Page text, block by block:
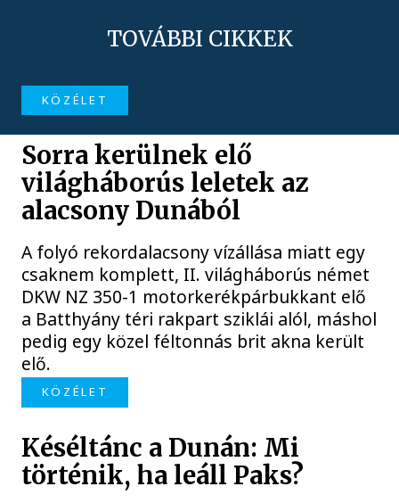
TOVÁBBI CIKKEK
KÖZÉLET
Sorra kerülnek elő
világháborús leletek az
alacsony Dunából
A folyó rekordalacsony vízállása miatt egy
csaknem komplett, II. világháborús német
DKW NZ 350-1 motorkerékpárbukkant elő
a Batthyány téri rakpart sziklái alól, máshol
pedig egy közel féltonnás brit akna került
elő.
KÖZÉLET
Késéltánc a Dunán: Mi
történik, ha leáll Paks?